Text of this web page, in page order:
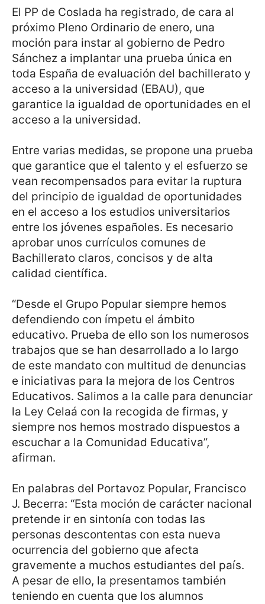
El PP de Coslada ha registrado, de cara al
próximo Pleno Ordinario de enero, una
moción para instar al gobierno de Pedro
Sánchez a implantar una prueba única en
toda España de evaluación del bachillerato y
acceso a la universidad (EBAU), que
garantice la igualdad de oportunidades en el
acceso a la universidad.
Entre varias medidas, se propone una prueba
que garantice que el talento y el esfuerzo se
vean recompensados para evitar la ruptura
del principio de igualdad de oportunidades
en el acceso a los estudios universitarios
entre los jóvenes españoles. Es necesario
aprobar unos currículos comunes de
Bachillerato claros, concisos y de alta
calidad científica.
“Desde el Grupo Popular siempre hemos
defendiendo con ímpetu el ámbito
educativo. Prueba de ello son los numerosos
trabajos que se han desarrollado a lo largo
de este mandato con multitud de denuncias
e iniciativas para la mejora de los Centros
Educativos. Salimos a la calle para denunciar
la Ley Celaá con la recogida de firmas, y
siempre nos hemos mostrado dispuestos a
escuchar a la Comunidad Educativa”,
afirman.
En palabras del Portavoz Popular, Francisco
J. Becerra: “Esta moción de carácter nacional
pretende ir en sintonía con todas las
personas descontentas con esta nueva
ocurrencia del gobierno que afecta
gravemente a muchos estudiantes del país.
A pesar de ello, la presentamos también
teniendo en cuenta que los alumnos